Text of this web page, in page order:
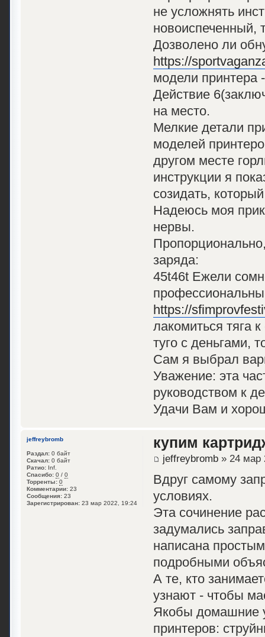
не усложнять
новоиспеченный,
Дозволено ли
https://
модели принтера
Действие
на место.
Мелкие детали
моделей
другом месте
инструкции я
созидать,
Надеюсь моя
нервы.
заряда:
45t46t Ежели
https://
лакомиться тяга
туго с деньгами,
Сам я выбрал
Уважение: эта
руководством к
Удачи Вам и
купим
jeffreybromb» 24 мар
Вдруг самому
условиях.
Эта сочинение
задумались
написана
подробными
А те, кто
узнают - чтобы
Якобы домашние
принтеров:
jeffreybromb
Раздал: 0 байт
Скачал: 0 байт
Ратио: Inf.
Спасибо: 0 / 0
Торренты: 0
Комментарии: 23
Сообщения: 23
Зарегистрирован: 23 мар 2022, 19:24